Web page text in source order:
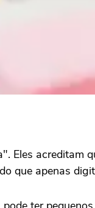
Eles acreditam
que apenas